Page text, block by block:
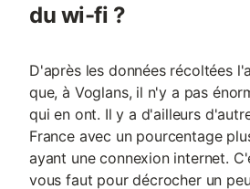
du wi-fi ?
D'après les données récoltées
que, à Voglans, il n'y a pas
qui en ont. Il y a d'ailleurs
France avec un pourcentage
ayant une connexion internet.
vous faut pour décrocher un